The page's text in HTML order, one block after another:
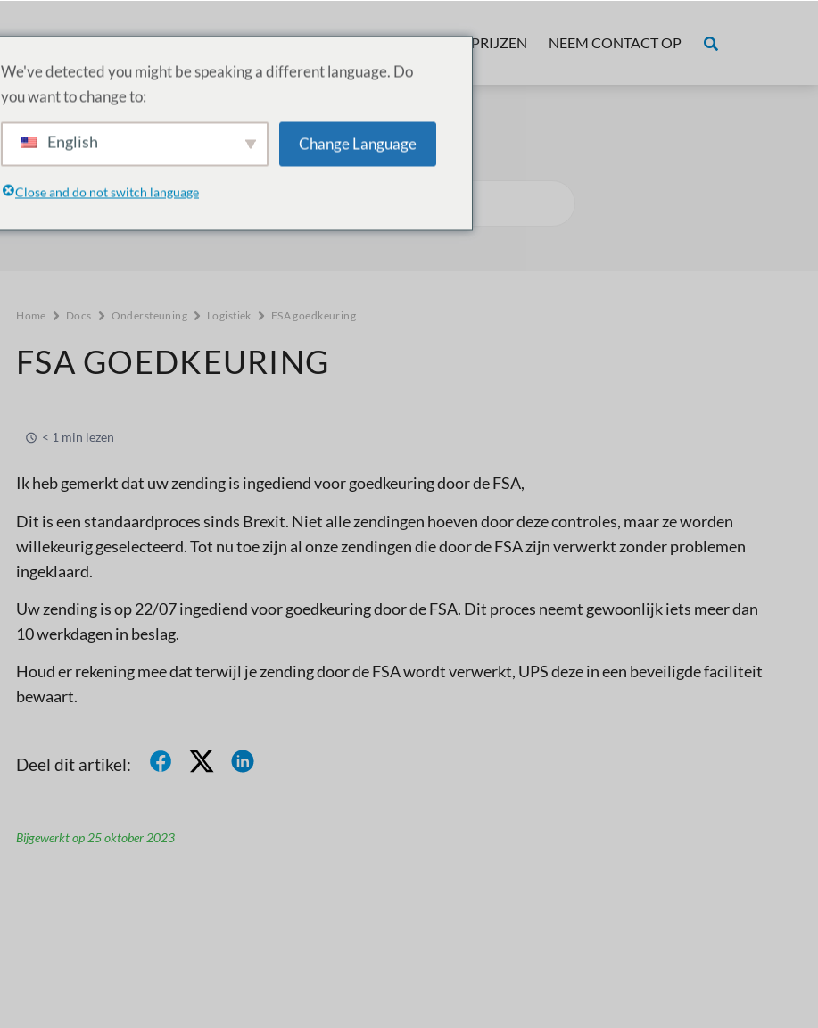
PRODUCTEN DIENSTEN ACADEMIE OVER PRIJZEN NEEM CONTACT OP
Hoe kunnen we helpen?
Home Docs Ondersteuning Logistiek FSA goedkeuring
FSA GOEDKEURING
< 1 min lezen
Ik heb gemerkt dat uw zending is ingediend voor goedkeuring door de FSA,
Dit is een standaardproces sinds Brexit. Niet alle zendingen hoeven door deze controles, maar ze worden
willekeurig geselecteerd. Tot nu toe zijn al onze zendingen die door de FSA zijn verwerkt zonder problemen
ingeklaard.
Uw zending is op 22/07 ingediend voor goedkeuring door de FSA. Dit proces neemt gewoonlijk iets meer dan
10 werkdagen in beslag.
Houd er rekening mee dat terwijl je zending door de FSA wordt verwerkt, UPS deze in een beveiligde faciliteit
bewaart.
Deel dit artikel:
Bijgewerkt op 25 oktober 2023
We've detected you might be speaking a different language. Do
you want to change to:
English Change Language
Close and do not switch language